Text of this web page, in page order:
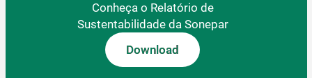
Conheça o Relatório de
Sustentabilidade da Sonepar
Download